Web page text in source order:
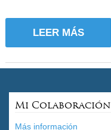
LEER MÁS
Mi Colaboración
Más información